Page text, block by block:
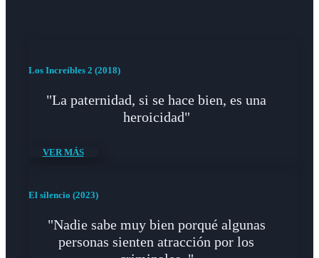
Los Increíbles 2 (2018)
"La paternidad, si se hace bien, es una
heroicidad"
VER MÁS
El silencio (2023)
"Nadie sabe muy bien porqué algunas
personas sienten atracción por los